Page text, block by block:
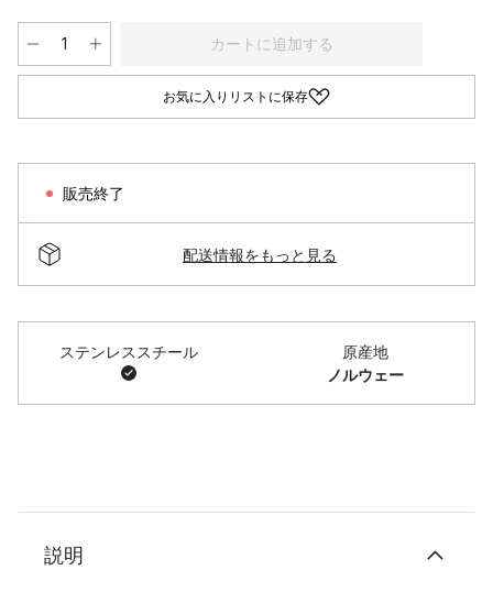
カートに追加する
お気に入りリストに保存
販売終了
配送情報をもっと見る
ステンレススチール
原産地
ノルウェー
説明